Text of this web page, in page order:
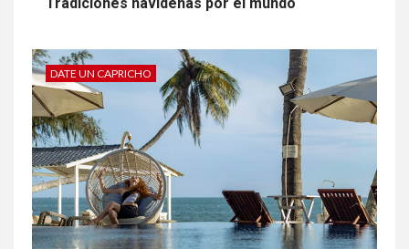
Tradiciones navideñas por el mundo
DATE UN CAPRICHO